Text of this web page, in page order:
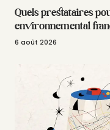
Quels prestataires
environnemental
6 août 2026